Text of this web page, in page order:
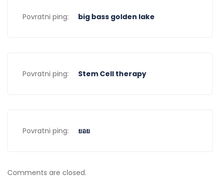
Povratni ping: big bass golden lake
Povratni ping: Stem Cell therapy
Povratni ping: ยอย
Comments are closed.